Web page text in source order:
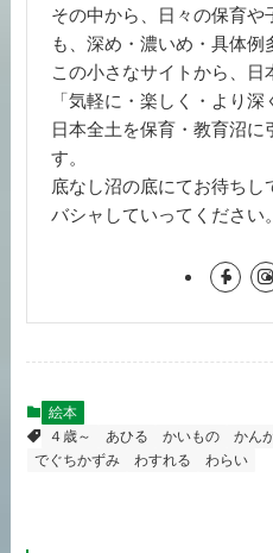
その中から、日々の保育
も、深め・濃いめ・具体例
この小さなサイトから、
「気軽に・楽しく・より深
日本全土を保育・教育沼
す。
底なし沼の底にてお待ちし
バシャしていってください。
絵本
４歳～
あひる かいもの かん
でぐちかずみ
わすれる わらい